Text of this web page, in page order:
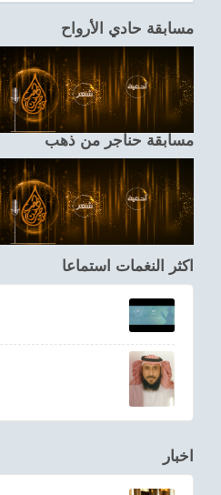
مسابقة حادي الأرواح
مسابقة حناجر من ذهب
اكثر النغمات استماعا
اخبار